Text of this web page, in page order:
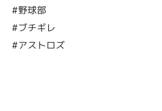
#野球部
#ブチギレ
#アストロズ